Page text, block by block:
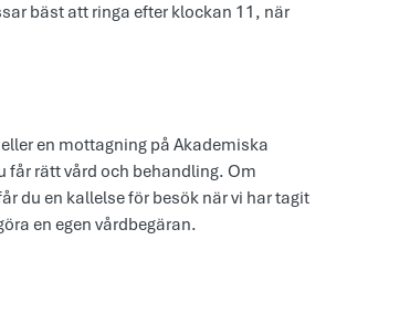
bäst att ringa efter klockan 11, när
en mottagning på Akademiska
får rätt vård och behandling. Om
du en kallelse för besök när vi har tagit
en egen vårdbegäran.